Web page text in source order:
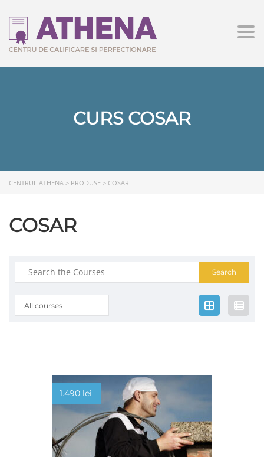
CURS COSAR
CENTRUL ATHENA > PRODUSE > COSAR
COSAR
Search
for:
All courses
1.490 lei